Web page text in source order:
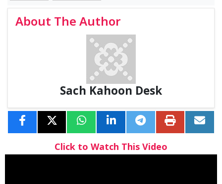
About The Author
Sach Kahoon Desk
Click to Watch This Video